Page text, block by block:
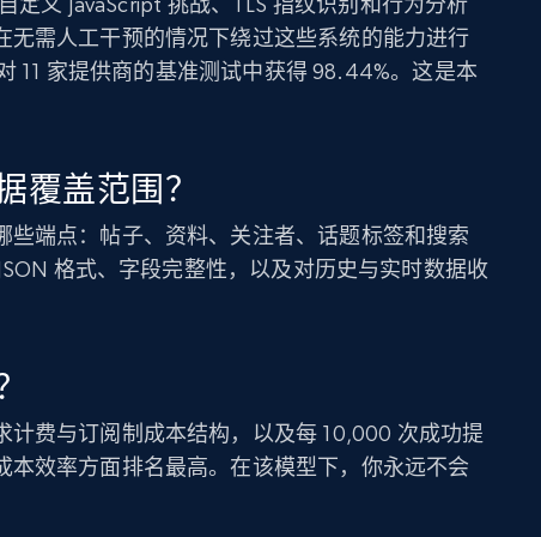
无需人工干预的情况下绕过这些系统的能力进行
11 家提供商的基准测试中获得 98.44%。这是本
覆盖范围？
些端点：帖子、资料、关注者、话题标签和搜索
格式、字段完整性，以及对历史与实时数据收
计费与订阅制成本结构，以及每 10,000 次成功提
本效率方面排名最高。在该模型下，你永远不会